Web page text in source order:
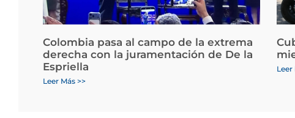
Colombia pasa al campo de la extrema
derecha con la juramentación de De la
Espriella
Leer Más >>
Leer